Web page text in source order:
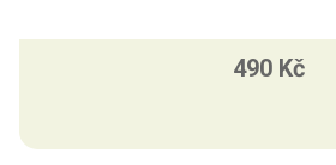
490 Kč